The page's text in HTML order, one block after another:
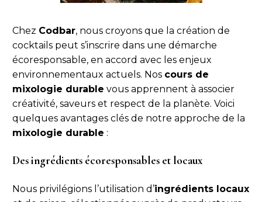
Chez Codbar, nous croyons que la création de
cocktails peut s’inscrire dans une démarche
écoresponsable, en accord avec les enjeux
environnementaux actuels. Nos cours de
mixologie durable vous apprennent à associer
créativité, saveurs et respect de la planète. Voici
quelques avantages clés de notre approche de la
mixologie durable :
Des ingrédients écoresponsables et locaux
Nous privilégions l’utilisation d’ingrédients locaux